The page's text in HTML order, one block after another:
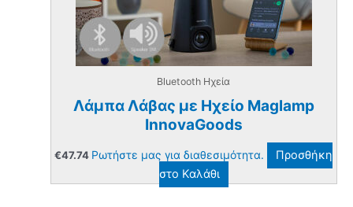
Bluetooth Ηχεία
Λάμπα Λάβας με Ηχείο Maglamp
InnovaGoods
€47.74 Ρωτήστε μας για διαθεσιμότητα.
Προσθήκη
στο Καλάθι